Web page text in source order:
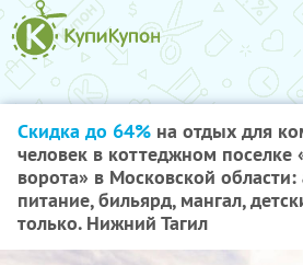
Скидка до 64% на отдых для
человек в коттеджном поселке
ворота» в Московской
питание, бильярд, мангал,
только. Нижний Тагил